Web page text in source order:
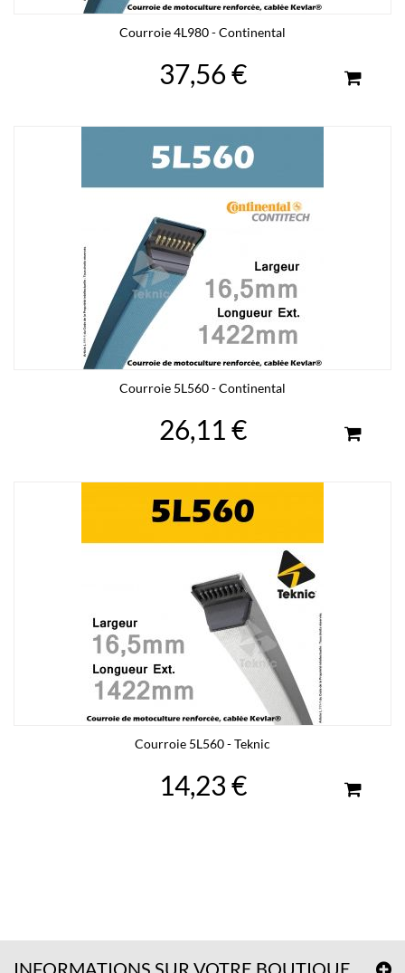
Courroie 4L980 - Continental
37,56 €
Courroie 5L560 - Continental
26,11 €
Courroie 5L560 - Teknic
14,23 €
INFORMATIONS SUR VOTRE BOUTIQUE